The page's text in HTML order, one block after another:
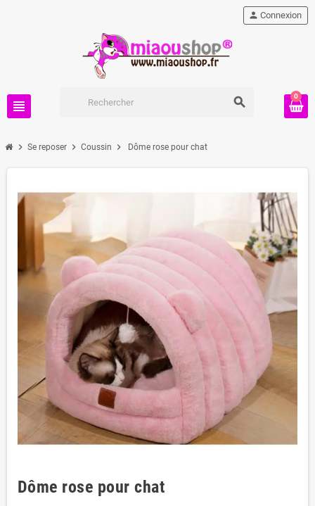
view_headline
person Connexion
0
search
chevron_right Se reposer chevron_right Coussin chevron_right Dôme rose pour chat
Dôme rose pour chat